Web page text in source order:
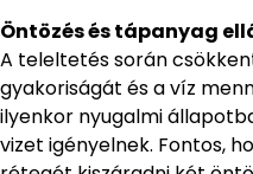
Öntözés és tápanyag
A teleltetés során
gyakoriságát és a víz
ilyenkor nyugalmi
vizet igényelnek. Fontos,